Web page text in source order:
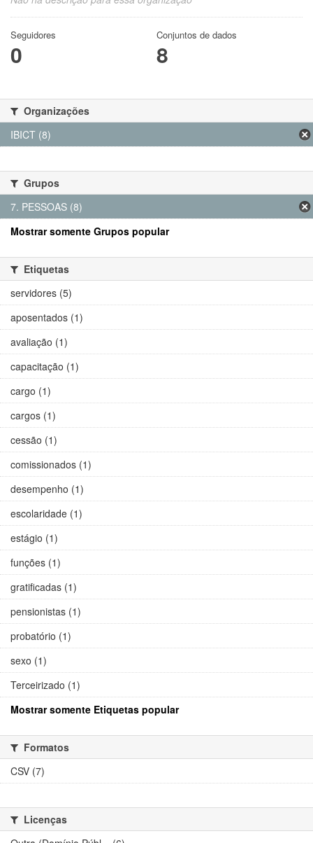
Seguidores
0
Conjuntos de dados
8
Organizações
IBICT (8)
Grupos
7. PESSOAS (8)
Mostrar somente Grupos popular
Etiquetas
servidores (5)
aposentados (1)
avaliação (1)
capacitação (1)
cargo (1)
cargos (1)
cessão (1)
comissionados (1)
desempenho (1)
escolaridade (1)
estágio (1)
funções (1)
gratificadas (1)
pensionistas (1)
probatório (1)
sexo (1)
Terceirizado (1)
Mostrar somente Etiquetas popular
Formatos
CSV (7)
Licenças